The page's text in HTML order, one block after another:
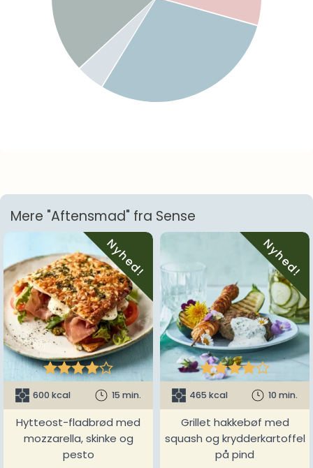
Mere "Aftensmad" fra Sense
Nyhed!

600 kcal 15 min.
Hytteost-fladbrød med
mozzarella, skinke og
pesto
Nyhed!

465 kcal 10 min.
Grillet hakkebøf med
squash og krydderkartoffel
på pind